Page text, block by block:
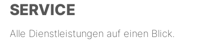
SERVICE
Alle Dienstleistungen auf einen Blick.